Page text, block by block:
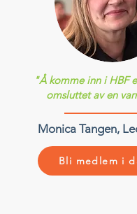
"Å komme inn i HBF
omsluttet av en
Monica Tangen,
Bli medlem i